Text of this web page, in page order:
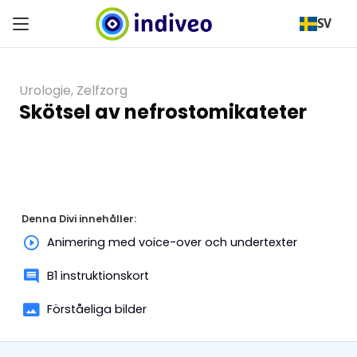
SV
Urologie, Zelfzorg
Skötsel av nefrostomikateter
Denna Divi innehåller:
Animering med voice-over och undertexter
B1 instruktionskort
Förståeliga bilder